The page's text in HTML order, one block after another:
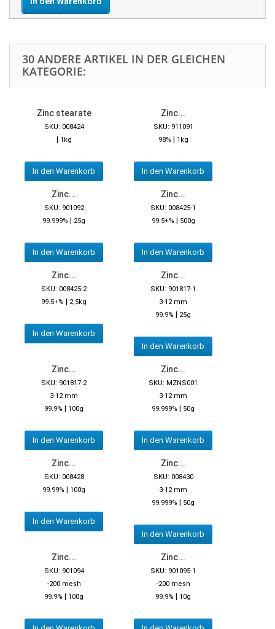
30 ANDERE ARTIKEL IN DER GLEICHEN
KATEGORIE:
Zinc stearate
SKU: 008424
| 1kg
In den Warenkorb
Zinc...
SKU: 911091
98% | 1kg
In den Warenkorb
Zinc...
SKU: 901092
99.999% | 25g
In den Warenkorb
Zinc...
SKU: 008425-1
99.5+% | 500g
In den Warenkorb
Zinc...
SKU: 008425-2
99.5+% | 2,5kg
In den Warenkorb
Zinc...
SKU: 901817-1
3-12 mm
99.9% | 25g
In den Warenkorb
Zinc...
SKU: 901817-2
3-12 mm
99.9% | 100g
In den Warenkorb
Zinc...
SKU: MZNS001
3-12 mm
99.999% | 50g
In den Warenkorb
Zinc...
SKU: 008428
99.99% | 100g
In den Warenkorb
Zinc...
SKU: 008430
3-12 mm
99.999% | 50g
In den Warenkorb
Zinc...
SKU: 901094
-200 mesh
99.9% | 100g
Zinc...
SKU: 901095-1
-200 mesh
99.9% | 10g